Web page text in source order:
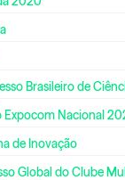
Brasileiro de
Expocom Nacional
de Inovação
Global do Clube